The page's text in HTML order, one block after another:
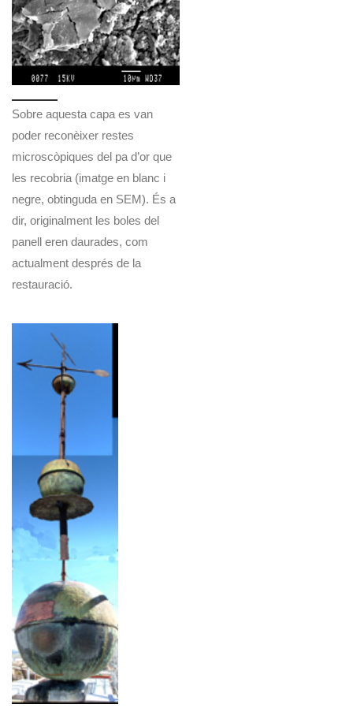
Sobre aquesta capa es van
poder reconèixer restes
microscòpiques del pa d’or que
les recobria (imatge en blanc i
negre, obtinguda en SEM). És a
dir, originalment les boles del
panell eren daurades, com
actualment després de la
restauració.